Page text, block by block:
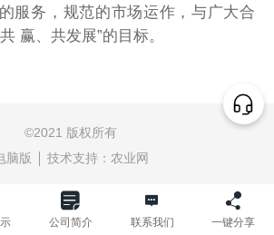
服务，规范的市场运作，与广大合
赢、共发展”的目标。
©2021 版权所有
脑版
技术支持： 农业网
公司简介 联系我们 一键分享